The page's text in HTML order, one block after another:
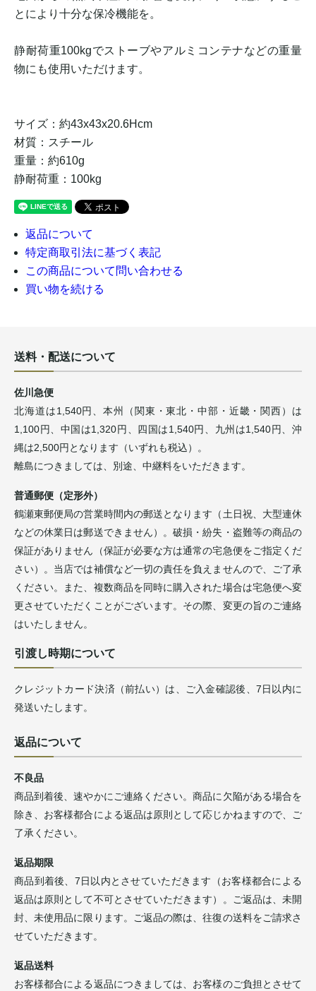
とにより十分な保冷機能を。
静耐荷重100kgでストーブやアルミコンテナなどの重量
物にも使用いただけます。
サイズ：約43x43x20.6Hcm
材質：スチール
重量：約610g
静耐荷重：100kg
返品について
特定商取引法に基づく表記
この商品について問い合わせる
買い物を続ける
送料・配送について
佐川急便
北海道は1,540円、本州（関東・東北・中部・近畿・関西）は
1,100円、中国は1,320円、四国は1,540円、九州は1,540円、沖
縄は2,500円となります（いずれも税込）。
離島につきましては、別途、中継料をいただきます。
普通郵便（定形外）
鶴瀬東郵便局の営業時間内の郵送となります（土日祝、大型連休
などの休業日は郵送できません）。破損・紛失・盗難等の商品の
保証がありません（保証が必要な方は通常の宅急便をご指定くだ
さい）。当店では補償など一切の責任を負えませんので、ご了承
ください。また、複数商品を同時に購入された場合は宅急便へ変
更させていただくことがございます。その際、変更の旨のご連絡
はいたしません。
引渡し時期について
クレジットカード決済（前払い）は、ご入金確認後、7日以内に
発送いたします。
返品について
不良品
商品到着後、速やかにご連絡ください。商品に欠陥がある場合を
除き、お客様都合による返品は原則として応じかねますので、ご
了承ください。
返品期限
商品到着後、7日以内とさせていただきます（お客様都合による
返品は原則として不可とさせていただきます）。ご返品は、未開
封、未使用品に限ります。ご返品の際は、往復の送料をご請求さ
せていただきます。
返品送料
お客様都合による返品につきましては、お客様のご負担とさせて